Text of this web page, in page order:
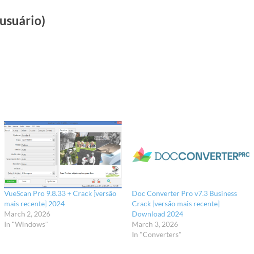
VueScan Pro 9.8.33 + Crack [versão
mais recente] 2024
March 2, 2026
In "Windows"
Doc Converter Pro v7.3 Business
Crack [versão mais recente]
Download 2024
March 3, 2026
In "Converters"